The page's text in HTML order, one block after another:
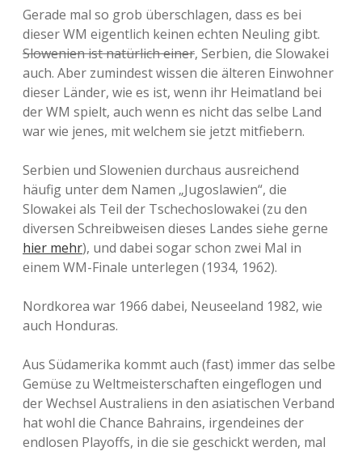
Gerade mal so grob überschlagen, dass es bei
dieser WM eigentlich keinen echten Neuling gibt.
Slowenien ist natürlich einer, Serbien, die Slowakei
auch. Aber zumindest wissen die älteren Einwohner
dieser Länder, wie es ist, wenn ihr Heimatland bei
der WM spielt, auch wenn es nicht das selbe Land
war wie jenes, mit welchem sie jetzt mitfiebern.
Serbien und Slowenien durchaus ausreichend
häufig unter dem Namen „Jugoslawien“, die
Slowakei als Teil der Tschechoslowakei (zu den
diversen Schreibweisen dieses Landes siehe gerne
hier mehr), und dabei sogar schon zwei Mal in
einem WM-Finale unterlegen (1934, 1962).
Nordkorea war 1966 dabei, Neuseeland 1982, wie
auch Honduras.
Aus Südamerika kommt auch (fast) immer das selbe
Gemüse zu Weltmeisterschaften eingeflogen und
der Wechsel Australiens in den asiatischen Verband
hat wohl die Chance Bahrains, irgendeines der
endlosen Playoffs, in die sie geschickt werden, mal